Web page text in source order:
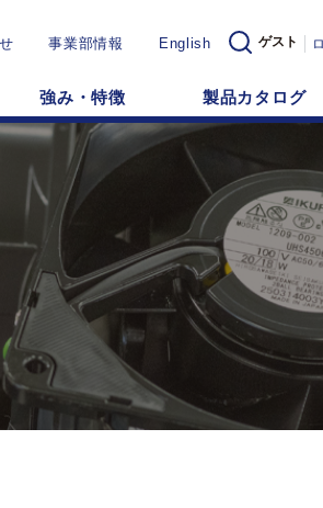
事業部情報 English ゲスト
強み・特徴 製品カタログ